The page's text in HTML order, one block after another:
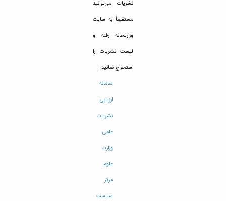
نشریات می‌توانید
مستقیماً به سایت
وزارتخانه رفته و
لیست نشریات را
استخراج نمائید:
سامانه
ارزیابی
نشریات
علمی
وزارت
علوم
مرکز
سیاست